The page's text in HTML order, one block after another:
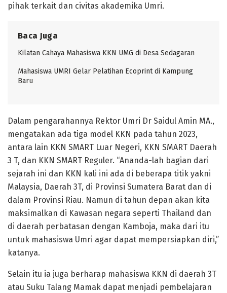
pihak terkait dan civitas akademika Umri.
Baca Juga
Kilatan Cahaya Mahasiswa KKN UMG di Desa Sedagaran
Mahasiswa UMRI Gelar Pelatihan Ecoprint di Kampung
Baru
Dalam pengarahannya Rektor Umri Dr Saidul Amin MA.,
mengatakan ada tiga model KKN pada tahun 2023,
antara lain KKN SMART Luar Negeri, KKN SMART Daerah
3 T, dan KKN SMART Reguler. “Ananda-lah bagian dari
sejarah ini dan KKN kali ini ada di beberapa titik yakni
Malaysia, Daerah 3T, di Provinsi Sumatera Barat dan di
dalam Provinsi Riau. Namun di tahun depan akan kita
maksimalkan di Kawasan negara seperti Thailand dan
di daerah perbatasan dengan Kamboja, maka dari itu
untuk mahasiswa Umri agar dapat mempersiapkan diri,”
katanya.
Selain itu ia juga berharap mahasiswa KKN di daerah 3T
atau Suku Talang Mamak dapat menjadi pembelajaran